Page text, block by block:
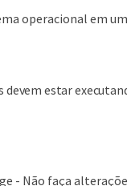
operacional em
estar
- Não faça